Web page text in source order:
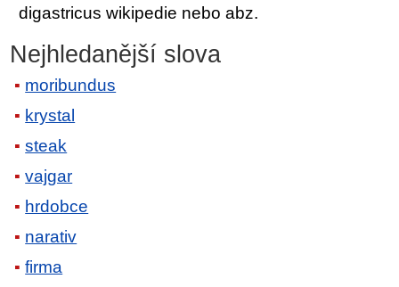
digastricus wikipedie nebo abz.
Nejhledanější slova
moribundus
krystal
steak
vajgar
hrdobce
narativ
firma